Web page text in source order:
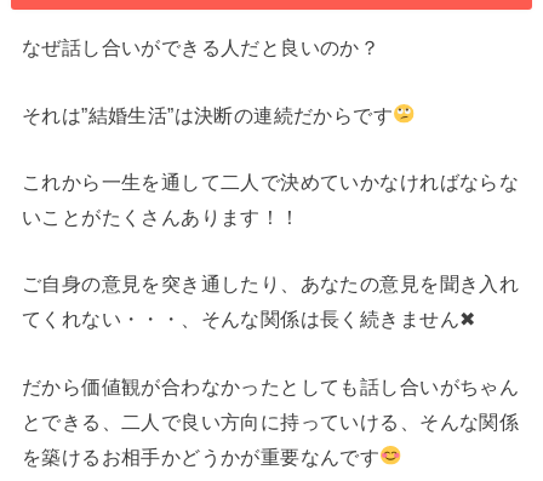
なぜ話し合いができる人だと良いのか？
それは”結婚生活”は決断の連続だからです
これから一生を通して二人で決めていかなければならな
いことがたくさんあります！！
ご自身の意見を突き通したり、あなたの意見を聞き入れ
てくれない・・・、そんな関係は長く続きません✖
だから価値観が合わなかったとしても話し合いがちゃん
とできる、二人で良い方向に持っていける、そんな関係
を築けるお相手かどうかが重要なんです